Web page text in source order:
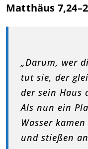
Matthäus
„Darum, wer
tut sie, der
der sein Haus
Als nun ein
Wasser
und stießen